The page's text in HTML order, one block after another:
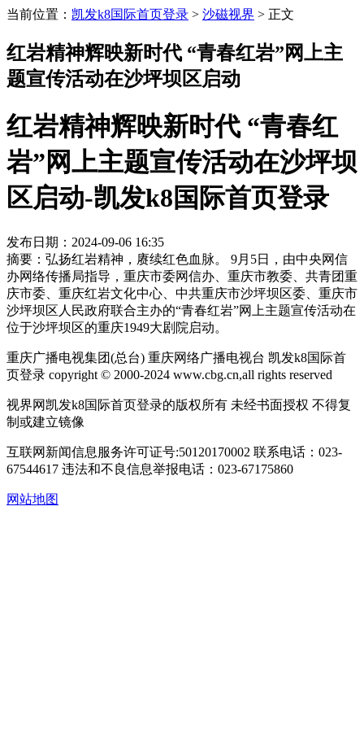
当前位置： 凯发k8国际首页登录 > 沙磁视界 > 正文
红岩精神辉映新时代 “青春红岩”网上主
题宣传活动在沙坪坝区启动
红岩精神辉映新时代 “青春红
岩”网上主题宣传活动在沙坪坝
区启动-凯发k8国际首页登录
发布日期：2024-09-06 16:35
摘要：弘扬红岩精神，赓续红色血脉。 9月5日，由中央网信
办网络传播局指导，重庆市委网信办、重庆市教委、共青团重
庆市委、重庆红岩文化中心、中共重庆市沙坪坝区委、重庆市
沙坪坝区人民政府联合主办的“青春红岩”网上主题宣传活动在
位于沙坪坝区的重庆1949大剧院启动。
重庆广播电视集团(总台) 重庆网络广播电视台 凯发k8国际首
页登录 copyright © 2000-2024 www.cbg.cn,all rights reserved
视界网凯发k8国际首页登录的版权所有 未经书面授权 不得复
制或建立镜像
互联网新闻信息服务许可证号:50120170002 联系电话：023-
67544617 违法和不良信息举报电话：023-67175860
网站地图